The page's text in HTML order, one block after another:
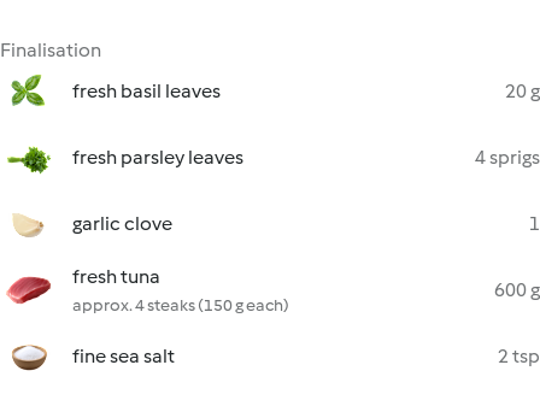
Finalisation
fresh basil leaves
20 g
fresh parsley leaves 4 sprigs
garlic clove 1
fresh tuna
approx. 4 steaks (150 g each)
600 g
fine sea salt 2 tsp